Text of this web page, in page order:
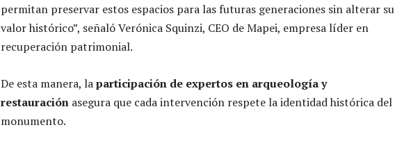
permitan preservar estos espacios para las futuras generaciones sin alterar su
valor histórico”, señaló Verónica Squinzi, CEO de Mapei, empresa líder en
recuperación patrimonial.
De esta manera, laparticipación de expertos en arqueología y
restauración asegura que cada intervención respete la identidad histórica del
monumento.